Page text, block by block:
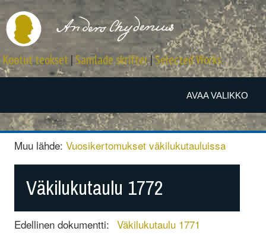
AVAA VALIKKO
Kootut teokset | Samlade skrifter|Selected Works
Muu lähde: Vuosikertomukset väkilukutauluissa
Väkilukutaulu 1772
Edellinen dokumentti: Väkilukutaulu 1771